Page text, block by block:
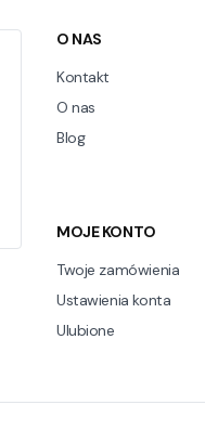
Linki w stopce
O NAS
Kontakt
O nas
Blog
MOJE KONTO
Twoje zamówienia
Ustawienia konta
Ulubione